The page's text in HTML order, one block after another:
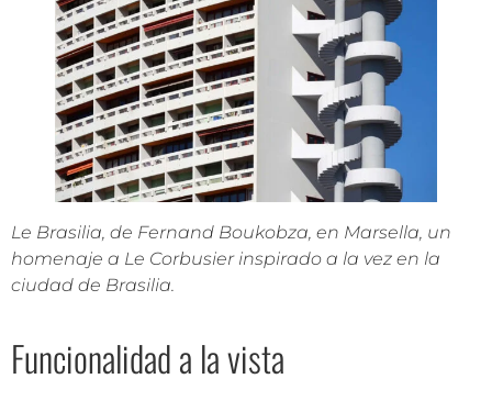
Le Brasilia, de Fernand Boukobza, en Marsella, un
homenaje a Le Corbusier inspirado a la vez en la
ciudad de Brasilia.
Funcionalidad a la vista